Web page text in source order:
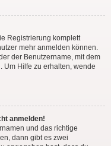
Registrierung komplett
mehr anmelden können.
der Benutzername, mit dem
Um Hilfe zu erhalten, wende
anmelden!
und das richtige
dann gibt es zwei